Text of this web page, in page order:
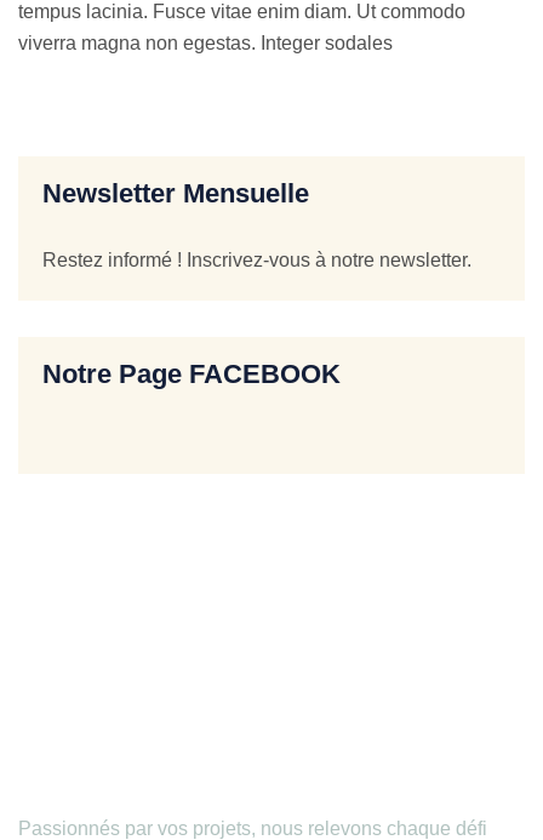
tempus lacinia. Fusce vitae enim diam. Ut commodo
viverra magna non egestas. Integer sodales
Newsletter Mensuelle
Restez informé ! Inscrivez-vous à notre newsletter.
Notre Page FACEBOOK
Passionnés par vos projets, nous relevons chaque défi